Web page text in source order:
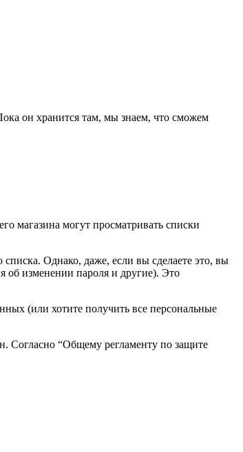
он хранится там, мы знаем, что сможем
магазина могут просматривать списки
Однако, даже, если вы сделаете это, вы
об изменении пароля и другие). Это
(или хотите получить все персональные
Согласно “Общему регламенту по защите